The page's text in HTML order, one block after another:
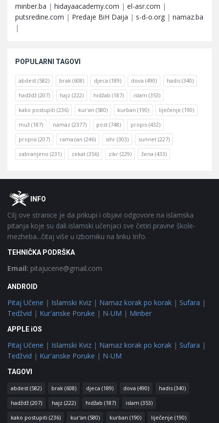
minber.ba | hidayaacademy.com | el-asr.com |
putsredine.com | Predaje BiH Daija | s-d-o.org | namaz.ba
|
POPULARNI TAGOVI
abdest (582) brak (608) djeca (189) dova (490) hadis (340)
hadždž (207) hajz (222) hidžab (187) islam (353)
kako postupiti (236) kur'an (580) kurban (190) liječenje (190)
muž (187) namaz (2377) post (748) propis (432)
propisi (207) ramazan (246) sihr (303) sunnet (227)
zabranjeno (231) zekat (356) zikr (229) žena (433)
FooterOINFO
Cilj ove stranice je da prikupi i objavi odgovore na islamska
pitanja koje su dali islamski učenjaci sve četiri pravne škole-
mezheba...čitaj više u izborniku na linku Info.
TEHNIČKA PODRŠKA
Email: pitajucene@gmail.com
ANDROID
Pitaj Učene | Islamski Kviz | Namaz korak po korak | Sufara |
Tedžvid | Kur'anske Poruke | N-UM | Minber
APPLE iOS
Pitaj Učene | Islamski Kviz | Namaz korak po korak | Sufara |
Tedžvid | Kur'anske Poruke | N-UM
TAGOVI
abdest (582) brak (608) djeca (189) dova (490) hadis (340)
hadždž (207) hajz (222) hidžab (187) islam (353)
kako postupiti (236) kur'an (580) kurban (190) liječenje (190)